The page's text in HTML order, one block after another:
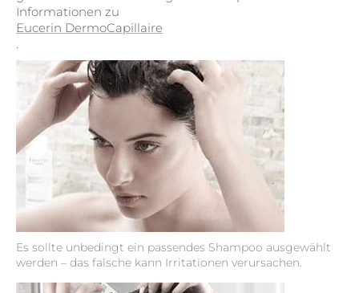
Es sollte unbedingt ein passendes Shampoo ausgewählt
werden – das falsche kann Irritationen verursachen.
Informationen zu
Eucerin DermoCapillaire
.